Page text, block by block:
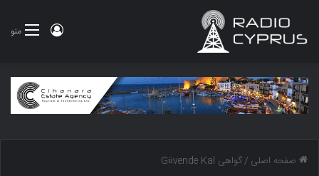
منو ورود
صفحه اصلی /گواهی Güvende Kal